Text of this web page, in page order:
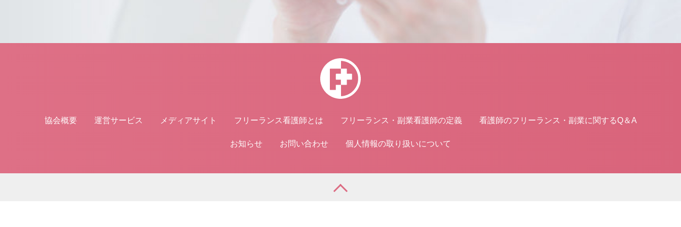
協会概要 運営サービス メディアサイト フリーランス看護師とは フリーランス・副業看護師の定義 看護師のフリーランス・副業に関するQ＆A
お知らせ お問い合わせ 個人情報の取り扱いについて